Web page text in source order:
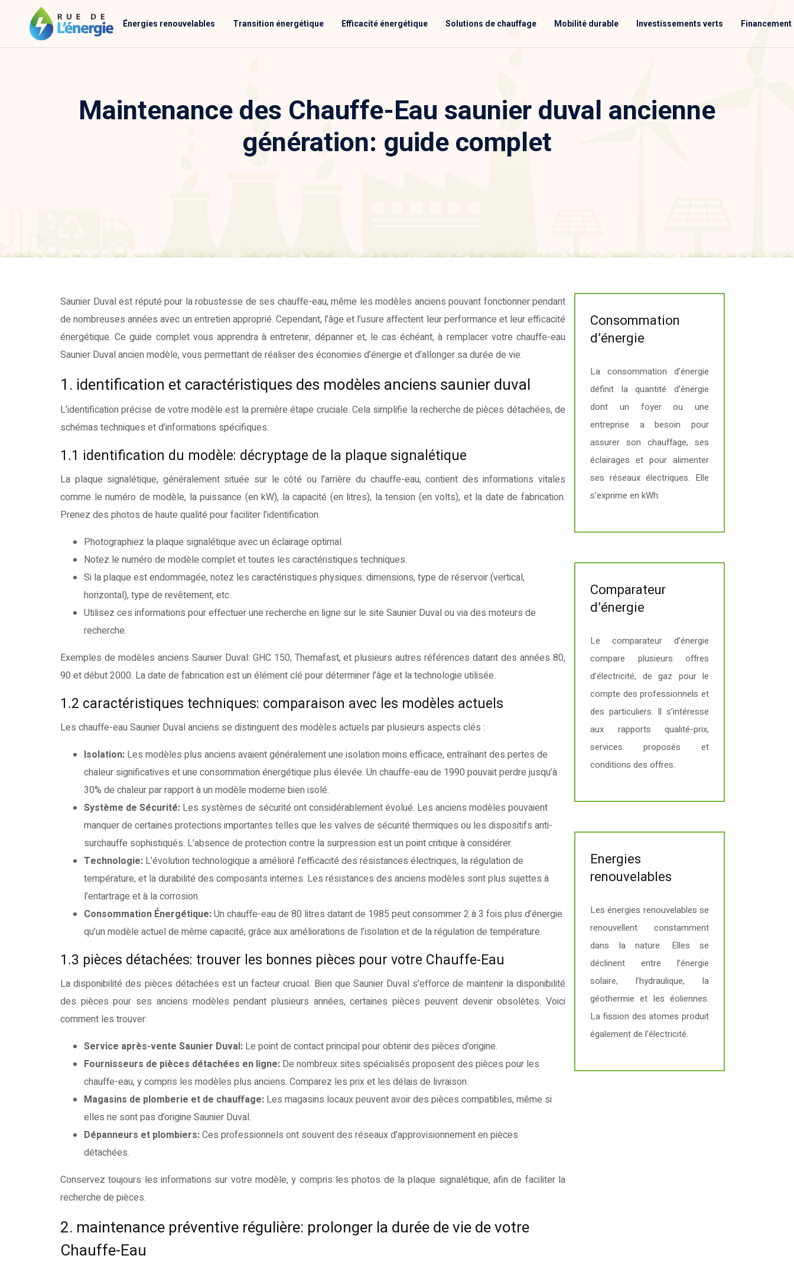
Énergies renouvelables Transition énergétique Efficacité énergétique Solutions de chauffage Mobilité durable Investissements verts
Maintenance des Chauffe-Eau saunier duval ancienne
génération: guide complet
Saunier Duval est réputé pour la robustesse de ses chauffe-eau, même les modèles anciens pouvant fonctionner pendant
de nombreuses années avec un entretien approprié. Cependant, l’âge et l’usure affectent leur performance et leur efficacité
énergétique. Ce guide complet vous apprendra à entretenir, dépanner et, le cas échéant, à remplacer votre chauffe-eau
Saunier Duval ancien modèle, vous permettant de réaliser des économies d’énergie et d’allonger sa durée de vie.
1. identification et caractéristiques des modèles anciens saunier duval
L’identification précise de votre modèle est la première étape cruciale. Cela simplifie la recherche de pièces détachées, de
schémas techniques et d’informations spécifiques.
1.1 identification du modèle: décryptage de la plaque signalétique
La plaque signalétique, généralement située sur le côté ou l’arrière du chauffe-eau, contient des informations vitales
comme le numéro de modèle, la puissance (en kW), la capacité (en litres), la tension (en volts), et la date de fabrication.
Prenez des photos de haute qualité pour faciliter l’identification.
Photographiez la plaque signalétique avec un éclairage optimal.
Notez le numéro de modèle complet et toutes les caractéristiques techniques.
Si la plaque est endommagée, notez les caractéristiques physiques: dimensions, type de réservoir (vertical,
horizontal), type de revêtement, etc.
Utilisez ces informations pour effectuer une recherche en ligne sur le site Saunier Duval ou via des moteurs de
recherche.
Exemples de modèles anciens Saunier Duval: GHC 150, Themafast, et plusieurs autres références datant des années 80,
90 et début 2000. La date de fabrication est un élément clé pour déterminer l’âge et la technologie utilisée.
1.2 caractéristiques techniques: comparaison avec les modèles actuels
Les chauffe-eau Saunier Duval anciens se distinguent des modèles actuels par plusieurs aspects clés :
Isolation: Les modèles plus anciens avaient généralement une isolation moins efficace, entraînant des pertes de
chaleur significatives et une consommation énergétique plus élevée. Un chauffe-eau de 1990 pouvait perdre jusqu’à
30% de chaleur par rapport à un modèle moderne bien isolé.
Système de Sécurité: Les systèmes de sécurité ont considérablement évolué. Les anciens modèles pouvaient
manquer de certaines protections importantes telles que les valves de sécurité thermiques ou les dispositifs anti-
surchauffe sophistiqués. L’absence de protection contre la surpression est un point critique à considérer.
Technologie: L’évolution technologique a amélioré l’efficacité des résistances électriques, la régulation de
température, et la durabilité des composants internes. Les résistances des anciens modèles sont plus sujettes à
l’entartrage et à la corrosion.
Consommation Énergétique:Un chauffe-eau de 80 litres datant de 1985 peut consommer 2 à 3 fois plus d’énergie
qu’un modèle actuel de même capacité, grâce aux améliorations de l’isolation et de la régulation de température.
1.3 pièces détachées: trouver les bonnes pièces pour votre Chauffe-Eau
La disponibilité des pièces détachées est un facteur crucial. Bien que Saunier Duval s’efforce de maintenir la disponibilité
des pièces pour ses anciens modèles pendant plusieurs années, certaines pièces peuvent devenir obsolètes. Voici
comment les trouver:
Service après-vente Saunier Duval: Le point de contact principal pour obtenir des pièces d’origine.
Fournisseurs de pièces détachées en ligne: De nombreux sites spécialisés proposent des pièces pour les
chauffe-eau, y compris les modèles plus anciens. Comparez les prix et les délais de livraison.
Magasins de plomberie et de chauffage: Les magasins locaux peuvent avoir des pièces compatibles, même si
elles ne sont pas d’origine Saunier Duval.
Dépanneurs et plombiers:Ces professionnels ont souvent des réseaux d’approvisionnement en pièces
détachées.
Conservez toujours les informations sur votre modèle, y compris les photos de la plaque signalétique, afin de faciliter la
recherche de pièces.
2. maintenance préventive régulière: prolonger la durée de vie de votre
Chauffe-Eau
Consommation
d’énergie
La consommation d’énergie
définit la quantité d’énergie
dont un foyer ou une
entreprise a besoin pour
assurer son chauffage, ses
éclairages et pour alimenter
ses réseaux électriques. Elle
s’exprime en kWh.
Comparateur
d’énergie
Le comparateur d’énergie
compare plusieurs offres
d’électricité, de gaz pour le
compte des professionnels et
des particuliers. Il s’intéresse
aux rapports qualité-prix,
services proposés et
conditions des offres.
Energies
renouvelables
Les énergies renouvelables se
renouvellent constamment
dans la nature. Elles se
déclinent entre l’énergie
solaire, l’hydraulique, la
géothermie et les éoliennes.
La fission des atomes produit
également de l’électricité.